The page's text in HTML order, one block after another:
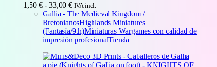
1,50 € - 33,00 €Rango
de
precios:
desde
1,50 €
33,00 €
IVA incl.
Gallia - The Medieval Kingdom /
BretonianosHighlands Miniatures
(Fantasía/9th)Miniaturas Wargames con calidad de
impresión profesionalTienda